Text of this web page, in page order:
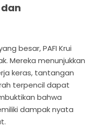
besar, PAFI Krui
Mereka menunjukkan
keras, tantangan
terpencil dapat
bahwa
dampak nyata